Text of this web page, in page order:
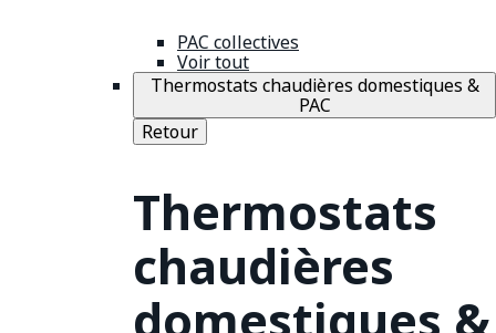
PAC collectives
Voir tout
Thermostats chaudières domestiques &
PAC
Retour
Thermostats
chaudières